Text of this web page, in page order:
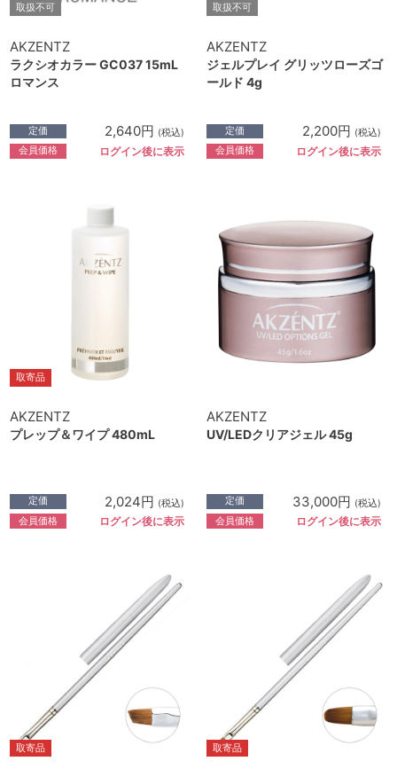
取扱不可
AKZENTZ
ラクシオカラー GC037 15mL
ロマンス
定価 2,640円 (税込)
会員価格 ログイン後に表示
取扱不可
AKZENTZ
ジェルプレイ グリッツローズゴ
ールド 4g
定価 2,200円 (税込)
会員価格 ログイン後に表示
取寄品
AKZENTZ
プレップ＆ワイプ 480mL
定価 2,024円 (税込)
会員価格 ログイン後に表示
AKZENTZ
UV/LEDクリアジェル 45g
定価 33,000円 (税込)
会員価格 ログイン後に表示
取寄品 取寄品